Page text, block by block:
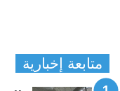
متابعة إخبارية